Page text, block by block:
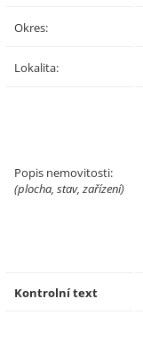
Okres:
Lokalita:
Popis nemovitosti:
(plocha, stav, zařízení)
Kontrolní text